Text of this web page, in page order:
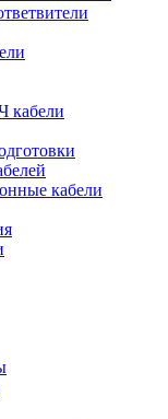
кабели
кабели